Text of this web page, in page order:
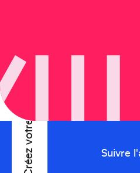
Créez votre événement
Suivre